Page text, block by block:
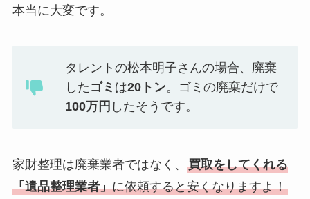
本当に大変です。
タレントの松本明子さんの場合、廃棄
した ゴミ は20トン。ゴミの廃棄だけで
100万円 したそうです。
家財整理は廃棄業者ではなく、 買取をしてくれる
「遺品整理業者」に依頼すると安くなりますよ！